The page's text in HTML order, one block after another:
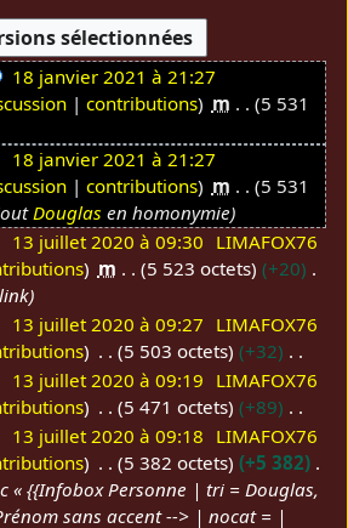
18 janvier 2021 à 21:27
contributions m
5 531
18 janvier 2021 à 21:27
contributions m
5 531
Douglas en homonymie
13 juillet 2020 à 09:30 LIMAFOX76
m 5 523 octets
+20
13 juillet 2020 à 09:27 LIMAFOX76
5 503 octets
+32
13 juillet 2020 à 09:19 LIMAFOX76
5 471 octets
+89
13 juillet 2020 à 09:18 LIMAFOX76
5 382 octets
+5 382
« {{Infobox Personne | tri = Douglas,
sans accent --> | nocat = |